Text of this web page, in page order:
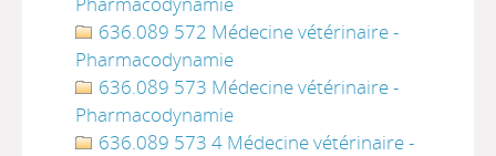
636.089 572 Médecine vétérinaire -
Pharmacodynamie
636.089 573 Médecine vétérinaire -
Pharmacodynamie
636.089 573 4 Médecine vétérinaire -